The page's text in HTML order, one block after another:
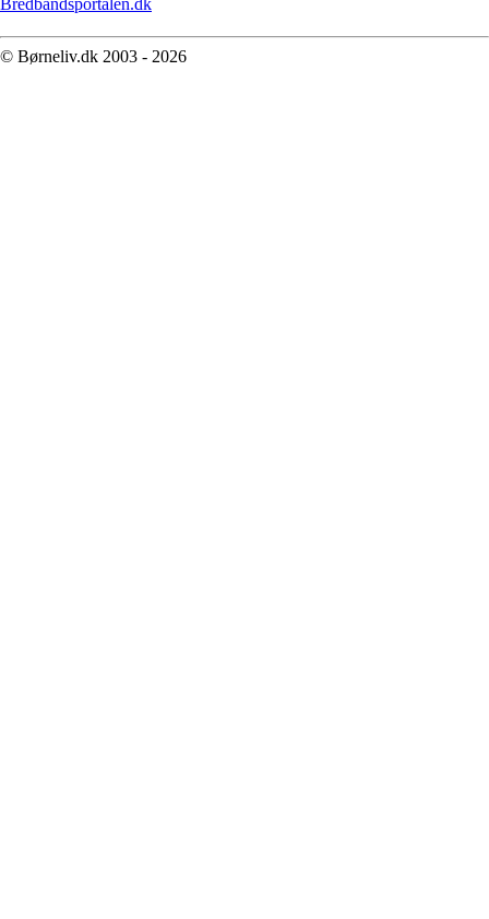
Bredbåndsportalen.dk
© Børneliv.dk 2003 - 2026